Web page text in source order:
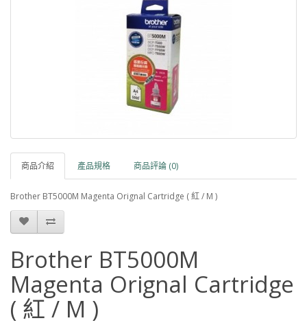
商品介紹 產品規格 商品評論 (0)
Brother BT5000M Magenta Orignal Cartridge ( 紅 / M )
Brother BT5000M
Magenta Orignal Cartridge
( 紅 / M )